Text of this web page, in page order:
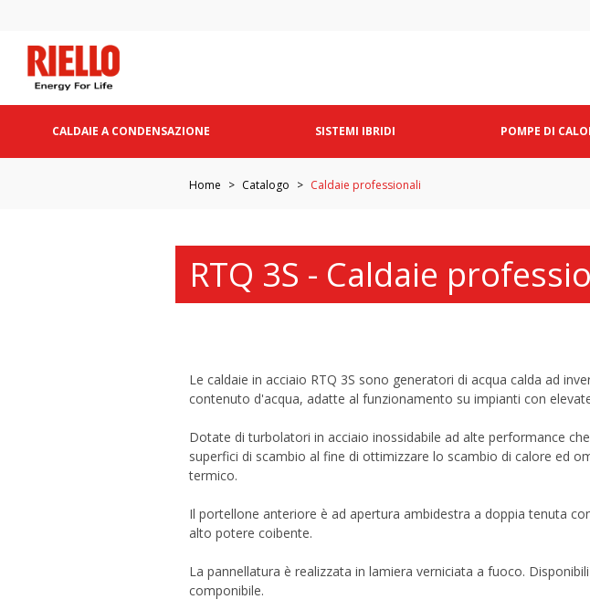
CALDAIE A CONDENSAZIONE SISTEMI IBRIDI POMPE DI
Home Catalogo Caldaie professionali
RTQ 3S - Caldaie
Le caldaie in acciaio RTQ 3S sono generatori di acqua calda ad
contenuto d'acqua, adatte al funzionamento su impianti con
Dotate di turbolatori in acciaio inossidabile ad alte performance
superfici di scambio al fine di ottimizzare lo scambio di calore ed
termico.
Il portellone anteriore è ad apertura ambidestra a doppia tenuta
alto potere coibente.
La pannellatura è realizzata in lamiera verniciata a fuoco.
componibile.